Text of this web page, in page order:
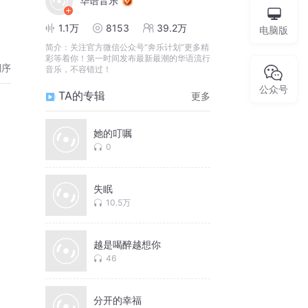
1.1万 8153 39.2万
简介： 关注官方微信公众号“奔乐计划”更多精
彩等着你！第一时间发布最新最潮的华语流行
音乐，不容错过！
TA的专辑 更多
她的叮嘱
0
失眠
10.5万
越是喝醉越想你
46
分开的幸福
电脑版
公众号